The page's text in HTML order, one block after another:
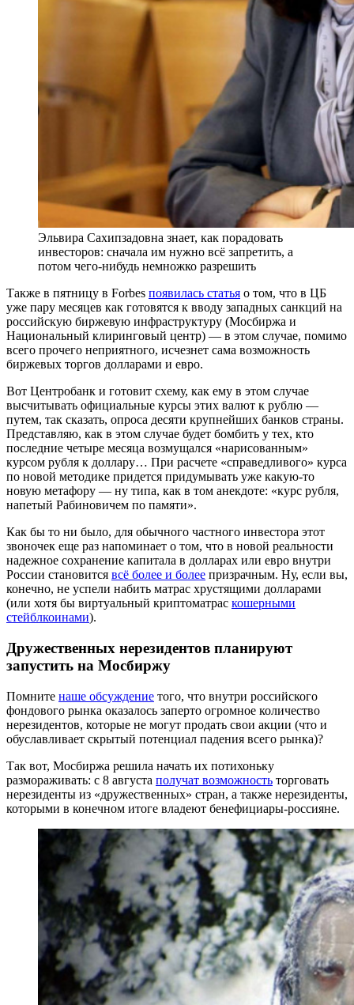
Эльвира Сахипзадовна знает, как порадовать
инвесторов: сначала им нужно всё запретить, а
потом чего-нибудь немножко разрешить
Также в пятницу в Forbes появилась статья о том, что в ЦБ
уже пару месяцев как готовятся к вводу западных санкций на
российскую биржевую инфраструктуру (Мосбиржа и
Национальный клиринговый центр) — в этом случае, помимо
всего прочего неприятного, исчезнет сама возможность
биржевых торгов долларами и евро.
Вот Центробанк и готовит схему, как ему в этом случае
высчитывать официальные курсы этих валют к рублю —
путем, так сказать, опроса десяти крупнейших банков страны.
Представляю, как в этом случае будет бомбить у тех, кто
последние четыре месяца возмущался «нарисованным»
курсом рубля к доллару… При расчете «справедливого» курса
по новой методике придется придумывать уже какую-то
новую метафору — ну типа, как в том анекдоте: «курс рубля,
напетый Рабиновичем по памяти».
Как бы то ни было, для обычного частного инвестора этот
звоночек еще раз напоминает о том, что в новой реальности
надежное сохранение капитала в долларах или евро внутри
России становится всё более и более призрачным. Ну, если вы,
конечно, не успели набить матрас хрустящими долларами
(или хотя бы виртуальный криптоматрас кошерными
стейблкоинами).
Дружественных нерезидентов планируют
запустить на Мосбиржу
Помните наше обсуждение того, что внутри российского
фондового рынка оказалось заперто огромное количество
нерезидентов, которые не могут продать свои акции (что и
обуславливает скрытый потенциал падения всего рынка)?
Так вот, Мосбиржа решила начать их потихоньку
размораживать: с 8 августа получат возможность торговать
нерезиденты из «дружественных» стран, а также нерезиденты,
которыми в конечном итоге владеют бенефициары-россияне.